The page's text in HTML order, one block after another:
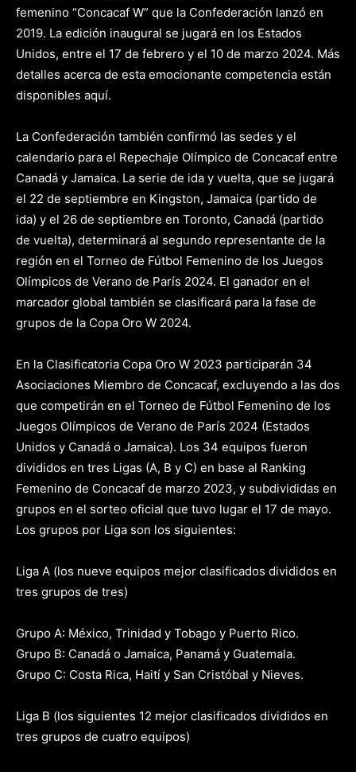
femenino “Concacaf W” que la Confederación lanzó en
2019. La edición inaugural se jugará en los Estados
Unidos, entre el 17 de febrero y el 10 de marzo 2024. Más
detalles acerca de esta emocionante competencia están
disponibles aquí.
La Confederación también confirmó las sedes y el
calendario para el Repechaje Olímpico de Concacaf entre
Canadá y Jamaica. La serie de ida y vuelta, que se jugará
el 22 de septiembre en Kingston, Jamaica (partido de
ida) y el 26 de septiembre en Toronto, Canadá (partido
de vuelta), determinará al segundo representante de la
región en el Torneo de Fútbol Femenino de los Juegos
Olímpicos de Verano de París 2024. El ganador en el
marcador global también se clasificará para la fase de
grupos de la Copa Oro W 2024.
En la Clasificatoria Copa Oro W 2023 participarán 34
Asociaciones Miembro de Concacaf, excluyendo a las dos
que competirán en el Torneo de Fútbol Femenino de los
Juegos Olímpicos de Verano de París 2024 (Estados
Unidos y Canadá o Jamaica). Los 34 equipos fueron
divididos en tres Ligas (A, B y C) en base al Ranking
Femenino de Concacaf de marzo 2023, y subdivididas en
grupos en el sorteo oficial que tuvo lugar el 17 de mayo.
Los grupos por Liga son los siguientes:
Liga A (los nueve equipos mejor clasificados divididos en
tres grupos de tres)
Grupo A: México, Trinidad y Tobago y Puerto Rico.
Grupo B: Canadá o Jamaica, Panamá y Guatemala.
Grupo C: Costa Rica, Haití y San Cristóbal y Nieves.
Liga B (los siguientes 12 mejor clasificados divididos en
tres grupos de cuatro equipos)